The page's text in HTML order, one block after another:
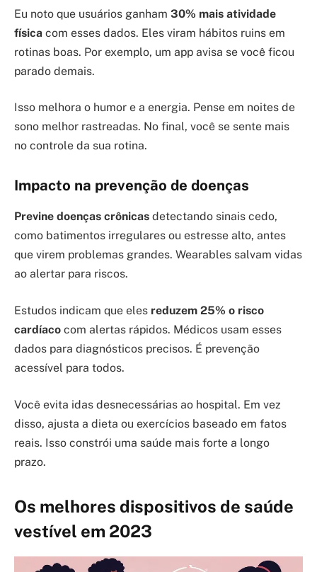
Eu noto que usuários ganham 30% mais atividade
física com esses dados. Eles viram hábitos ruins em
rotinas boas. Por exemplo, um app avisa se você ficou
parado demais.
Isso melhora o humor e a energia. Pense em noites de
sono melhor rastreadas. No final, você se sente mais
no controle da sua rotina.
Impacto na prevenção de doenças
Previne doenças crônicas detectando sinais cedo,
como batimentos irregulares ou estresse alto, antes
que virem problemas grandes. Wearables salvam vidas
ao alertar para riscos.
Estudos indicam que eles reduzem 25% o risco
cardíaco com alertas rápidos. Médicos usam esses
dados para diagnósticos precisos. É prevenção
acessível para todos.
Você evita idas desnecessárias ao hospital. Em vez
disso, ajusta a dieta ou exercícios baseado em fatos
reais. Isso constrói uma saúde mais forte a longo
prazo.
Os melhores dispositivos de saúde
vestível em 2023